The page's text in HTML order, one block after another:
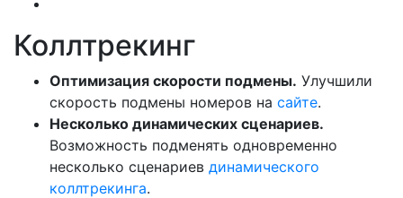
Коллтрекинг
Оптимизация скорости подмены. Улучшили
скорость подмены номеров на сайте.
Несколько динамических сценариев.
Возможность подменять одновременно
несколько сценариев динамического
коллтрекинга.